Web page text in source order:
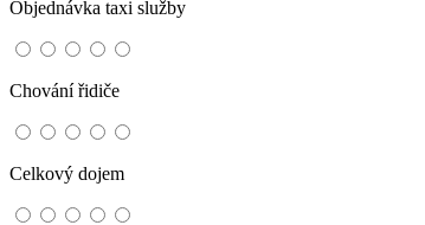
Objednávka taxi služby
Chování řidiče
Celkový dojem